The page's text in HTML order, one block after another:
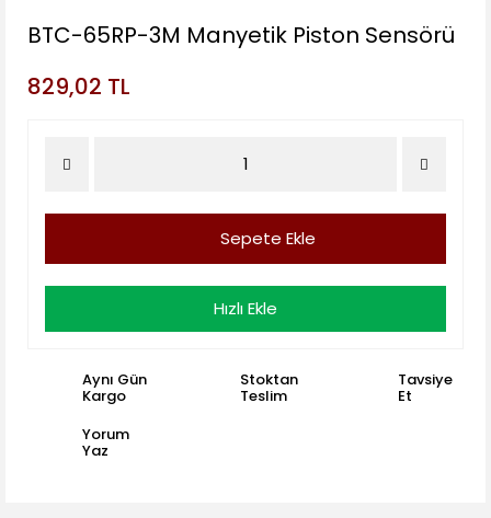
BTC-65RP-3M Manyetik Piston Sensörü
829,02 TL
Sepete Ekle
Hızlı Ekle
Aynı Gün
Kargo
Stoktan
Teslim
Tavsiye
Et
Yorum
Yaz